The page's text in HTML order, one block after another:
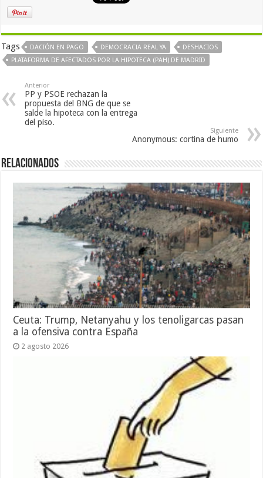
Tags DACIÓN EN PAGO DEMOCRACIA REAL YA
DESHACIOS
PLATAFORMA DE AFECTADOS POR LA HIPOTECA (PAH) DE MADRID
Anterior
PP y PSOE rechazan la
propuesta del BNG de que se
salde la hipoteca con la entrega
del piso.
Siguiente
Anonymous: cortina de humo
Relacionados
Ceuta: Trump, Netanyahu y los tenoligarcas pasan
a la ofensiva contra España
2 agosto 2026